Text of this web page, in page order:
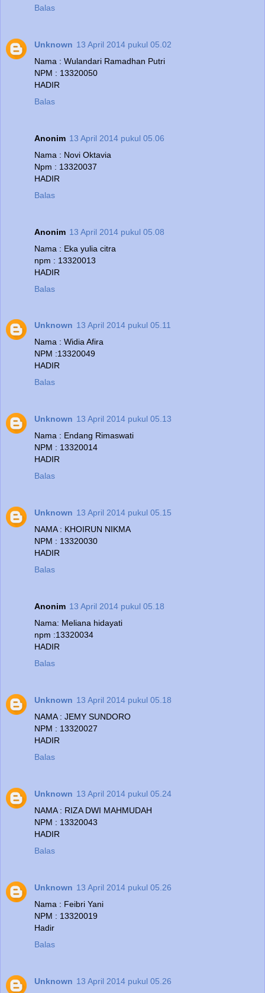
Balas
Unknown 13 April 2014 pukul 05.02
Nama : Wulandari Ramadhan Putri
NPM : 13320050
HADIR
Balas
Anonim 13 April 2014 pukul 05.06
Nama : Novi Oktavia
Npm : 13320037
HADIR
Balas
Anonim 13 April 2014 pukul 05.08
Nama : Eka yulia citra
npm : 13320013
HADIR
Balas
Unknown 13 April 2014 pukul 05.11
Nama : Widia Afira
NPM :13320049
HADIR
Balas
Unknown 13 April 2014 pukul 05.13
Nama : Endang Rimaswati
NPM : 13320014
HADIR
Balas
Unknown 13 April 2014 pukul 05.15
NAMA : KHOIRUN NIKMA
NPM : 13320030
HADIR
Balas
Anonim 13 April 2014 pukul 05.18
Nama: Meliana hidayati
npm :13320034
HADIR
Balas
Unknown 13 April 2014 pukul 05.18
NAMA : JEMY SUNDORO
NPM : 13320027
HADIR
Balas
Unknown 13 April 2014 pukul 05.24
NAMA : RIZA DWI MAHMUDAH
NPM : 13320043
HADIR
Balas
Unknown 13 April 2014 pukul 05.26
Nama : Feibri Yani
NPM : 13320019
Hadir
Balas
Unknown 13 April 2014 pukul 05.26